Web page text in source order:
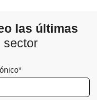
las últimas
sector